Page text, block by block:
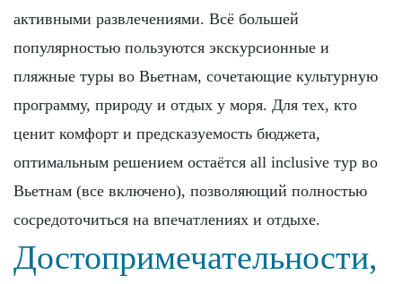
активными развлечениями. Всё большей
популярностью пользуются экскурсионные и
пляжные туры во Вьетнам, сочетающие культурную
программу, природу и отдых у моря. Для тех, кто
ценит комфорт и предсказуемость бюджета,
оптимальным решением остаётся all inclusive тур во
Вьетнам (все включено), позволяющий полностью
сосредоточиться на впечатлениях и отдыхе.
Достопримечательности,